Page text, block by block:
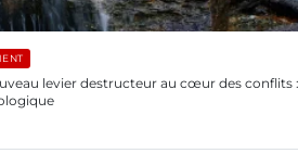
levier destructeur au cœur des conflits